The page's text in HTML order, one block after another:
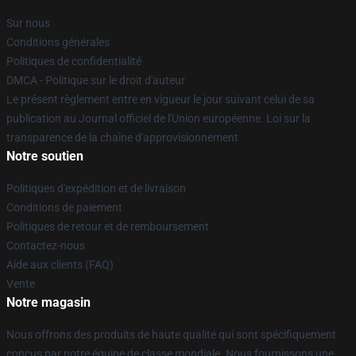
Sur nous
Conditions générales
Politiques de confidentialité
DMCA - Politique sur le droit d'auteur
Le présent règlement entre en vigueur le jour suivant celui de sa
publication au Journal officiel de l'Union européenne. Loi sur la
transparence de la chaîne d'approvisionnement
Notre soutien
Politiques d'expédition et de livraison
Conditions de paiement
Politiques de retour et de remboursement
Contactez-nous
Aide aux clients (FAQ)
Vente
Notre magasin
Nous offrons des produits de haute qualité qui sont spécifiquement